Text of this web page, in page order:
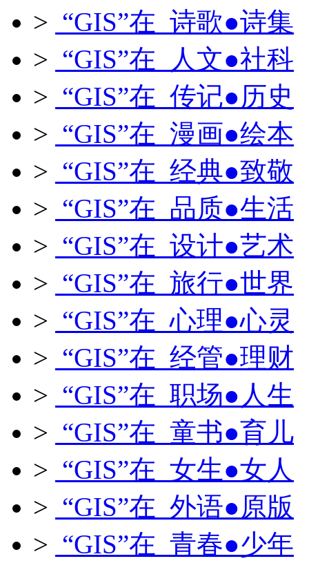
> “GIS”在 诗歌●诗集
> “GIS”在 人文●社科
> “GIS”在 传记●历史
> “GIS”在 漫画●绘本
> “GIS”在 经典●致敬
> “GIS”在 品质●生活
> “GIS”在 设计●艺术
> “GIS”在 旅行●世界
> “GIS”在 心理●心灵
> “GIS”在 经管●理财
> “GIS”在 职场●人生
> “GIS”在 童书●育儿
> “GIS”在 女生●女人
> “GIS”在 外语●原版
> “GIS”在 青春●少年